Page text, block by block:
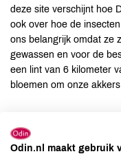
deze site verschijnt hoe
ook over hoe de
ons belangrijk omdat ze
gewassen en voor de
een lint van 6 kilometer
bloemen om onze
Gedurende de hele
Odin.nl maakt gebruik